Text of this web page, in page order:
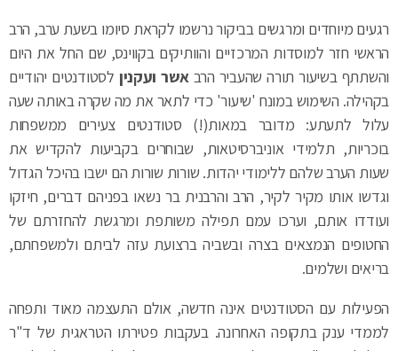
והשתתף בשיעור תורה שהעביר הרבאשר ועקניןלסטודנטים יהודיים
בקהילה. השימוש במונח 'שיעור' כדי לתאר את מה שקרה באותה שעה
עלול לתעתע: מדובר במאות(!) סטודנטים צעירים ממשפחות
בוכריות, תלמידי אוניברסיטאות, שבוחרים בקביעות להקדיש את
שעות הערב שלהם ללימודי יהדות. שורות שורות הם ישבו בהיכל הגדול
וגדשו אותו מקיר לקיר, הרב והרבנית בר נשאו בפניהם דברים, חיזקו
ועודדו אותם, וערכו עמם תפילה משותפת ומרגשת להחזרתם של
החטופים הנמצאים בצרה ובשביה ברצועת עזה לביתם ולמשפחתם,
בריאים ושלמים.
הפעילות עם הסטודנטים אינה חדשה, אולם התעצמה מאוד ותפחה
יואל לבייב ע"ה נכדו של נשיא הקונגרס מר לב לבייב, הוחלט לחזק
ולהזניק בתנופה גדולה את פעילות הקירוב היהודית בקרב הסטודנטים